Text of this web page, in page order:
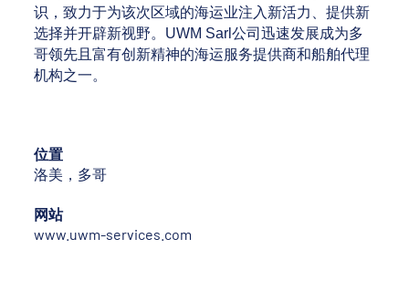
识，致力于为该次区域的海运业注入新活力、提供新
选择并开辟新视野。UWM Sarl公司迅速发展成为多
哥领先且富有创新精神的海运服务提供商和船舶代理
机构之一。
位置
洛美，多哥
网站
www.uwm-services.com